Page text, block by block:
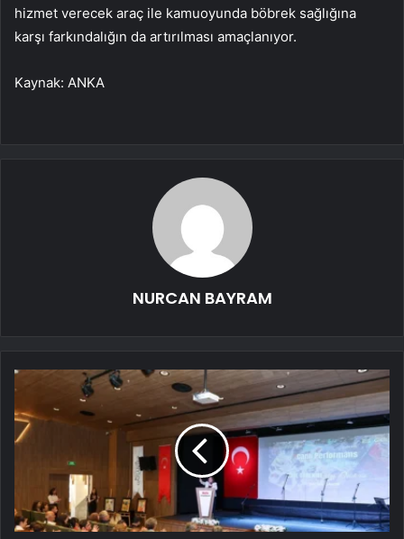
hizmet verecek araç ile kamuoyunda böbrek sağlığına
karşı farkındalığın da artırılması amaçlanıyor.
Kaynak: ANKA
NURCAN BAYRAM